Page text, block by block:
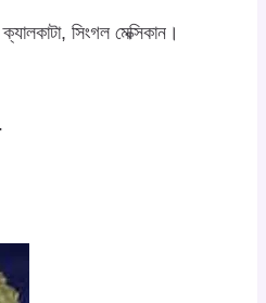
সিংগল মেক্সিকান।